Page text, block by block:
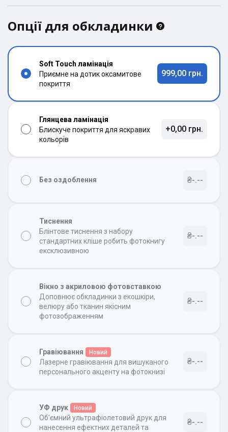
Опції для обкладинки
Soft Touch ламінація
Приємне на дотик оксамитове
покриття
999,00 грн.
Глянцева ламінація
Блискуче покриття для яскравих
кольорів
+0,00 грн.
Без оздоблення ₴-.--
Тиснення
Блінтове тиснення з набору
стандартних кліше робить фотокнигу
ексклюзивною
₴-.--
Вікно з акриловою фотовставкою
Доповнює обкладинки з екошкіри,
велюру або тканин якісним
фотозображенням
₴-.--
Гравіювання Новий
Лазерне гравіювання для вишуканого
персонального акценту на фотокнизі
₴-.--
УФ друк Новий
Об’ємний ультрафіолетовий друк для
нанесення ефектних деталей та
₴-.--